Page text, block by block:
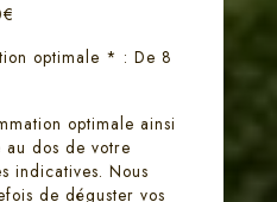
optimale * : De 8
optimale ainsi
dos de votre
indicatives. Nous
de déguster vos